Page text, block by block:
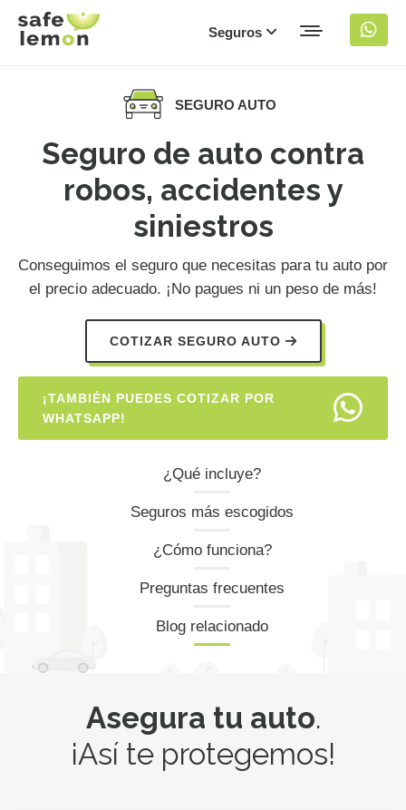
Seguros
SEGURO AUTO
Seguro de auto contra
robos, accidentes y
siniestros
Conseguimos el seguro que necesitas para tu auto por
el precio adecuado. ¡No pagues ni un peso de más!
COTIZAR SEGURO AUTO
¡TAMBIÉN PUEDES COTIZAR POR
WHATSAPP!
¿Qué incluye?
Seguros más escogidos
¿Cómo funciona?
Preguntas frecuentes
Blog relacionado
Asegura tu auto.
¡Así te protegemos!